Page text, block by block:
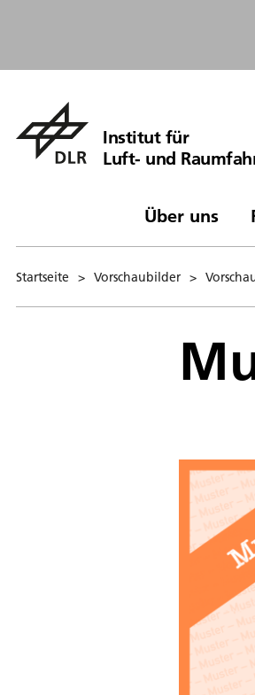
Institut für
Luft- und
Über uns
Startseite > Vorschaubilder >